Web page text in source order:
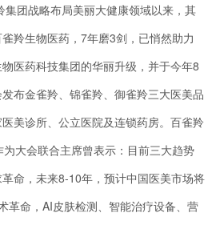
集团战略布局美丽大健康领域以来，其
羚生物医药，7年磨3剑，已悄然助力
医药科技集团的华丽升级，并于今年8
布金雀羚、锦雀羚、御雀羚三大医美品
美诊所、公立医院及连锁药房。百雀羚
大会联合主席曾表示：目前三大趋势
命，未来8-10年，预计中国医美市场将
革命，AI皮肤检测、智能治疗设备、营